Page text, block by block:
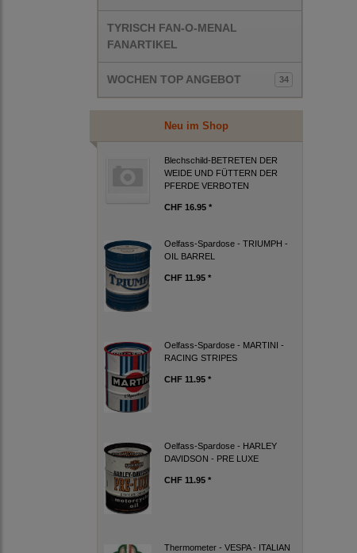
TYRISCH FAN-O-MENAL
FANARTIKEL
WOCHEN TOP ANGEBOT 34
Neu im Shop
Blechschild-BETRETEN DER
WEIDE UND FÜTTERN DER
PFERDE VERBOTEN
CHF 16.95 *
Oelfass-Spardose - TRIUMPH -
OIL BARREL
CHF 11.95 *
Oelfass-Spardose - MARTINI -
RACING STRIPES
CHF 11.95 *
Oelfass-Spardose - HARLEY
DAVIDSON - PRE LUXE
CHF 11.95 *
Thermometer - VESPA - ITALIAN